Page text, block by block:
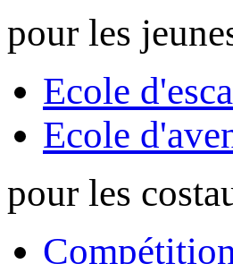
pour les
Ecole
Ecole
pour les